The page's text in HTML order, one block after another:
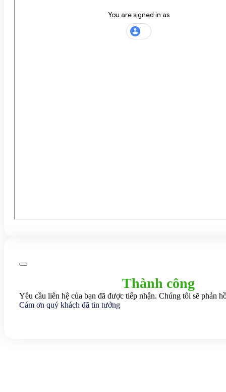
Thành công
Yêu cầu liên hệ của bạn đã được tiếp nhận. Chúng tôi sẽ phản
Cám ơn quý khách đã tin tưởng